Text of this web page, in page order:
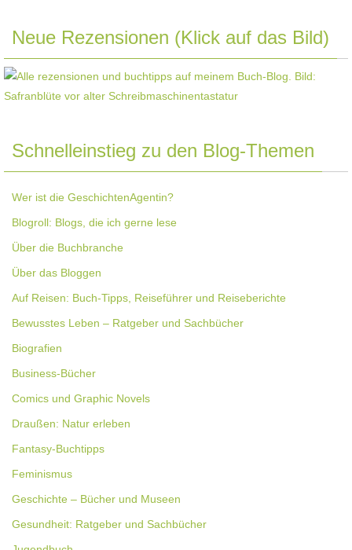
Neue Rezensionen (Klick auf das Bild)
Schnelleinstieg zu den Blog-Themen
Wer ist die GeschichtenAgentin?
Blogroll: Blogs, die ich gerne lese
Über die Buchbranche
Über das Bloggen
Auf Reisen: Buch-Tipps, Reiseführer und Reiseberichte
Bewusstes Leben – Ratgeber und Sachbücher
Biografien
Business-Bücher
Comics und Graphic Novels
Draußen: Natur erleben
Fantasy-Buchtipps
Feminismus
Geschichte – Bücher und Museen
Gesundheit: Ratgeber und Sachbücher